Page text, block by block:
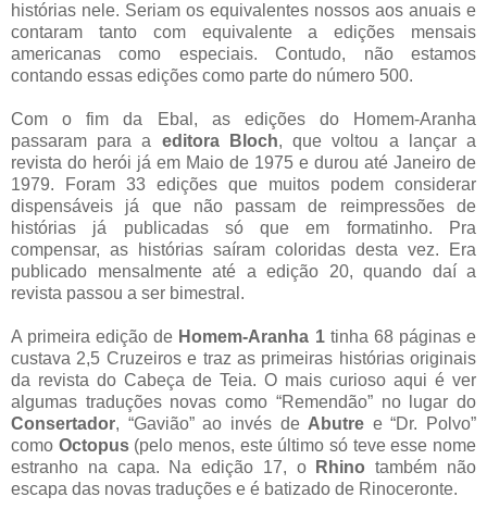
histórias nele. Seriam os equivalentes nossos aos anuais e
contaram tanto com equivalente a edições mensais
americanas como especiais. Contudo, não estamos
contando essas edições como parte do número 500.
Com o fim da Ebal, as edições do Homem-Aranha
passaram para a editora Bloch, que voltou a lançar a
revista do herói já em Maio de 1975 e durou até Janeiro de
1979. Foram 33 edições que muitos podem considerar
dispensáveis já que não passam de reimpressões de
histórias já publicadas só que em formatinho. Pra
compensar, as histórias saíram coloridas desta vez. Era
publicado mensalmente até a edição 20, quando daí a
revista passou a ser bimestral.
A primeira edição de Homem-Aranha 1tinha 68 páginas e
custava 2,5 Cruzeiros e traz as primeiras histórias originais
da revista do Cabeça de Teia. O mais curioso aqui é ver
algumas traduções novas como “Remendão” no lugar do
Consertador, “Gavião” ao invés de Abutre e “Dr. Polvo”
como Octopus(pelo menos, este último só teve esse nome
estranho na capa. Na edição 17, oRhinotambém não
escapa das novas traduções e é batizado de Rinoceronte.